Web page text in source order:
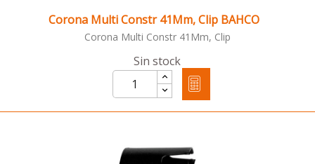
Corona Multi Constr 41Mm, Clip BAHCO
Corona Multi Constr 41Mm, Clip
Sin stock